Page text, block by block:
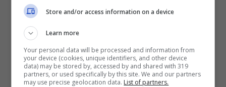
Store and/or access information on a device
Learn more
Your personal data will be processed and information from
your device (cookies, unique identifiers, and other device
data) may be stored by, accessed by and shared with 319
partners, or used specifically by this site. We and our partners
may use precise geolocation data. List of partners.